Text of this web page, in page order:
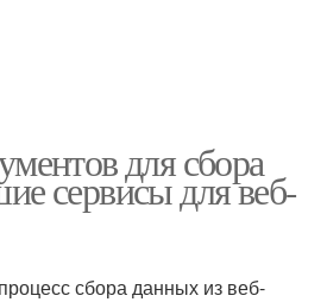
для сбора
сервисы для веб-
сбора данных из веб-